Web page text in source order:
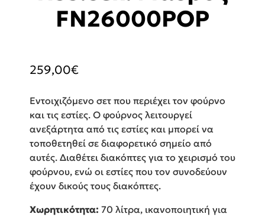
FN26000POP
259,00€
Εντοιχιζόμενο σετ που περιέχει τον φούρνο
και τις εστίες. Ο φούρνος λειτουργεί
ανεξάρτητα από τις εστίες και μπορεί να
τοποθετηθεί σε διαφορετικό σημείο από
αυτές. Διαθέτει διακόπτες για το χειρισμό του
φούρνου, ενώ οι εστίες που τον συνοδεύουν
έχουν δικούς τους διακόπτες.
Χωρητικότητα: 70 λίτρα, ικανοποιητική για